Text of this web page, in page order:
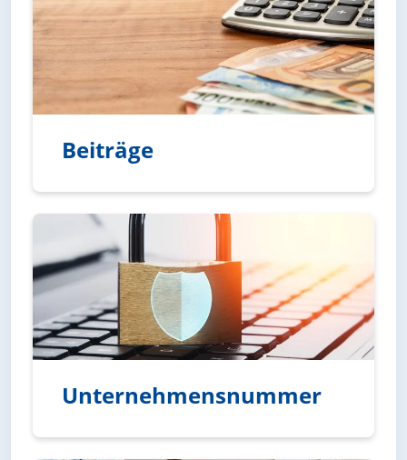
Beiträge
Unternehmensnummer